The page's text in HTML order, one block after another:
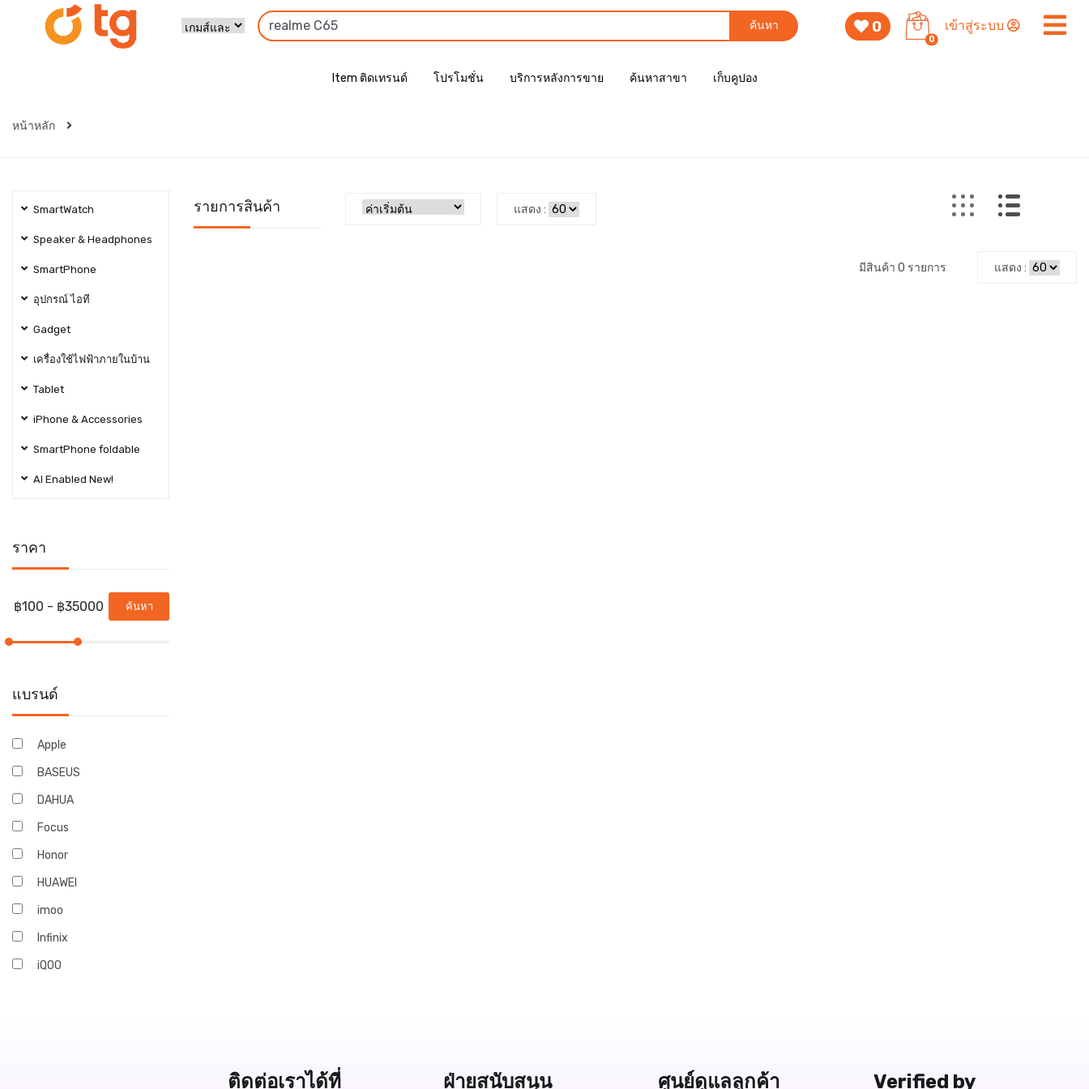
ค้นหา 0
0
เข้าสู่ระบบ
Item ติดเทรนด์ โปรโมชั่น บริการหลังการขาย ค้นหาสาขา เก็บคูปอง
หน้าหลัก
SmartWatch
Speaker & Headphones
SmartPhone
อุปกรณ์ ไอที
Gadget
เครื่องใช้ไฟฟ้าภายในบ้าน
Tablet
iPhone & Accessories
SmartPhone foldable
AI Enabled New!
ราคา
ค้นหา
แบรนด์
Apple
BASEUS
DAHUA
Focus
Honor
HUAWEI
imoo
Infinix
iQOO
รายการสินค้า แสดง :
มีสินค้า 0 รายการ แสดง :
ติดต่อเราได้ที่ ฝ่ายสนับสนุน ศูนย์ดูแลลูกค้า Verified by